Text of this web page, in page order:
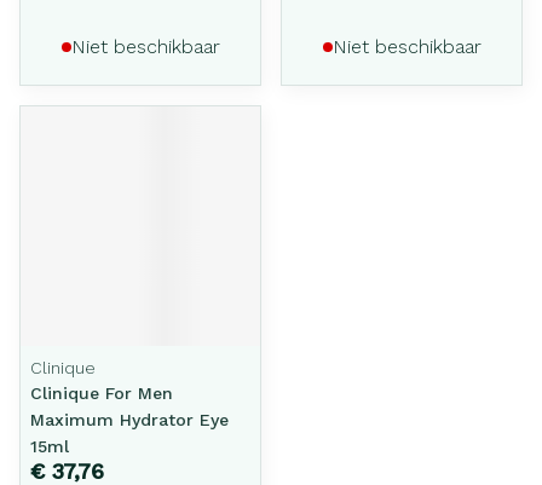
Niet beschikbaar Niet beschikbaar
Clinique
Clinique For Men
Maximum Hydrator Eye
15ml
€ 37,76